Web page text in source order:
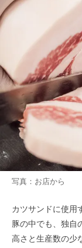
写真：お店から
カツサンドに使用
豚の中でも、独自
高さと生産数の少